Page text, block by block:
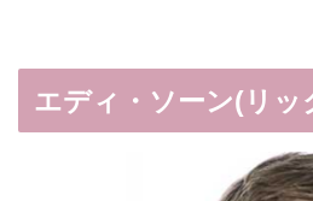
エディ・ソーン(リッ